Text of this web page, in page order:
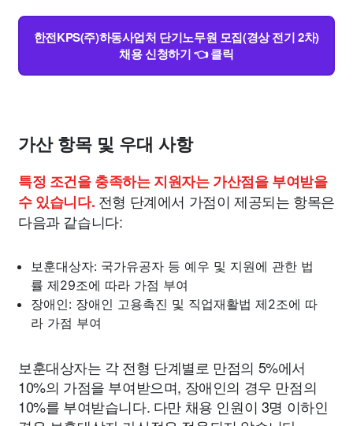
한전KPS(주)하동사업처 단기노무원 모집(경상 전기 2차)
채용 신청하기 👈 클릭
가산 항목 및 우대 사항
특정 조건을 충족하는 지원자는 가산점을 부여받을
수 있습니다. 전형 단계에서 가점이 제공되는 항목은
다음과 같습니다:
보훈대상자: 국가유공자 등 예우 및 지원에 관한 법
률 제29조에 따라 가점 부여
장애인: 장애인 고용촉진 및 직업재활법 제2조에 따
라 가점 부여
보훈대상자는 각 전형 단계별로 만점의 5%에서
10%의 가점을 부여받으며, 장애인의 경우 만점의
10%를 부여받습니다. 다만 채용 인원이 3명 이하인